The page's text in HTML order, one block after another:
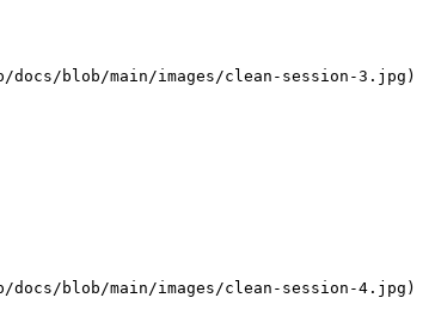
blob/main/images/clean-session-3.jpg)
blob/main/images/clean-session-4.jpg)